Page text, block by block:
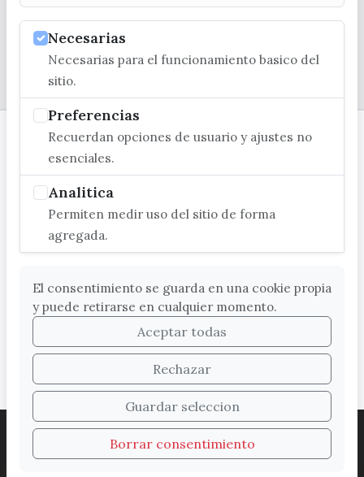
ACCESIBILIDAD COOKIES
LEGAL
PROTECCIÓN DE DATOS
MAPA WEB
Necesarias
Necesarias para el funcionamiento basico del
sitio.
Preferencias
Recuerdan opciones de usuario y ajustes no
esenciales.
Analitica
Permiten medir uso del sitio de forma
agregada.
El consentimiento se guarda en una cookie propia
y puede retirarse en cualquier momento.
Aceptar todas
Rechazar
Guardar seleccion
Borrar consentimiento